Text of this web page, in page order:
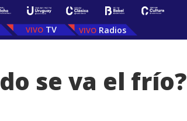
TV Radios
se va el frío?